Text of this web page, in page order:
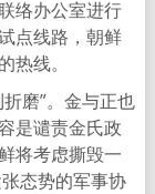
络办公室进行
点线路，朝鲜
线。
磨”。金与正也
是谴责金氏政
将考虑撕毁一
态势的军事协